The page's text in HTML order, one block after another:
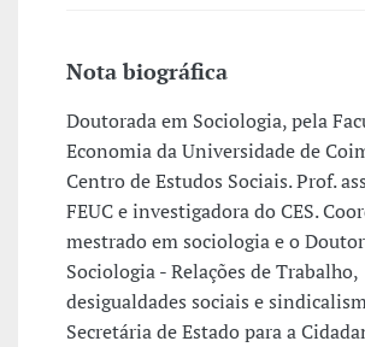
Nota biográfica
Doutorada em Sociologia, pela
Economia da Universidade de
Centro de Estudos Sociais. Prof.
FEUC e investigadora do CES.
mestrado em sociologia e o
Sociologia - Relações de Trabalho,
desigualdades sociais e
Secretária de Estado para a